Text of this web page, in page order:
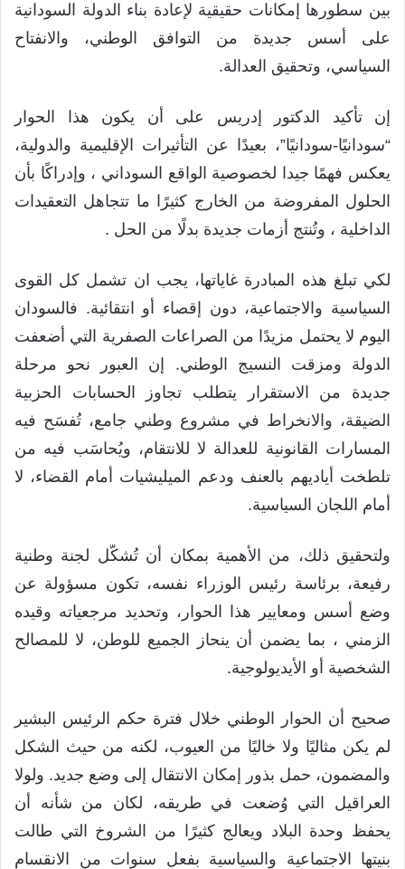
بين سطورها إمكانات حقيقية لإعادة بناء الدولة السودانية
على أسس جديدة من التوافق الوطني، والانفتاح
السياسي، وتحقيق العدالة.
إن تأكيد الدكتور إدريس على أن يكون هذا الحوار
“سودانيًا-سودانيًا”، بعيدًا عن التأثيرات الإقليمية والدولية،
يعكس فهمًا جيدا لخصوصية الواقع السوداني ، وإدراكًا بأن
الحلول المفروضة من الخارج كثيرًا ما تتجاهل التعقيدات
الداخلية ، وتُنتج أزمات جديدة بدلًا من الحل .
لكي تبلغ هذه المبادرة غاياتها، يجب ان تشمل كل القوى
السياسية والاجتماعية، دون إقصاء أو انتقائية. فالسودان
اليوم لا يحتمل مزيدًا من الصراعات الصفرية التي أضعفت
الدولة ومزقت النسيج الوطني. إن العبور نحو مرحلة
جديدة من الاستقرار يتطلب تجاوز الحسابات الحزبية
الضيقة، والانخراط في مشروع وطني جامع، تُفسَح فيه
المسارات القانونية للعدالة لا للانتقام، ويُحاسَب فيه من
تلطخت أياديهم بالعنف ودعم الميليشيات أمام القضاء، لا
أمام اللجان السياسية.
ولتحقيق ذلك، من الأهمية بمكان أن تُشكّل لجنة وطنية
رفيعة، برئاسة رئيس الوزراء نفسه، تكون مسؤولة عن
وضع أسس ومعايير هذا الحوار، وتحديد مرجعياته وقيده
الزمني ، بما يضمن أن ينحاز الجميع للوطن، لا للمصالح
الشخصية أو الأيديولوجية.
صحيح أن الحوار الوطني خلال فترة حكم الرئيس البشير
لم يكن مثاليًا ولا خاليًا من العيوب، لكنه من حيث الشكل
والمضمون، حمل بذور إمكان الانتقال إلى وضع جديد. ولولا
العراقيل التي وُضعت في طريقه، لكان من شأنه أن
يحفظ وحدة البلاد ويعالج كثيرًا من الشروخ التي طالت
بنيتها الاجتماعية والسياسية بفعل سنوات من الانقسام